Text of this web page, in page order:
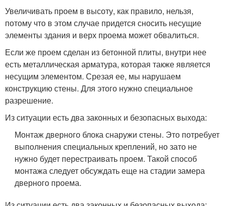
Увеличивать проем в высоту, как правило, нельзя,
потому что в этом случае придется сносить несущие
элементы здания и верх проема может обвалиться.
Если же проем сделан из бетонной плиты, внутри нее
есть металлическая арматура, которая также является
несущим элементом. Срезая ее, мы нарушаем
конструкцию стены. Для этого нужно специальное
разрешение.
Из ситуации есть два законных и безопасных выхода:
Монтаж дверного блока снаружи стены. Это потребует
выполнения специальных креплений, но зато не
нужно будет перестраивать проем. Такой способ
монтажа следует обсуждать еще на стадии замера
дверного проема.